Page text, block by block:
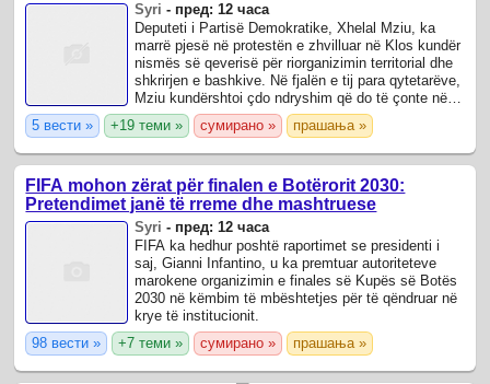
Syri - пред: 12 часа
Deputeti i Partisë Demokratike, Xhelal Mziu, ka
marrë pjesë në protestën e zhvilluar në Klos kundër
nismës së qeverisë për riorganizimin territorial dhe
shkrirjen e bashkive. Në fjalën e tij para qytetarëve,
Mziu kundërshtoi çdo ndryshim që do të çonte në
heqjen e Bashkisë së ...
5 вести » +19 теми » сумирано » прашања »
FIFA mohon zërat për finalen e Botërorit 2030:
Pretendimet janë të rreme dhe mashtruese
Syri - пред: 12 часа
FIFA ka hedhur poshtë raportimet se presidenti i
saj, Gianni Infantino, u ka premtuar autoriteteve
marokene organizimin e finales së Kupës së Botës
2030 në këmbim të mbështetjes për të qëndruar në
krye të institucionit.
98 вести »
+7 теми » сумирано » прашања »